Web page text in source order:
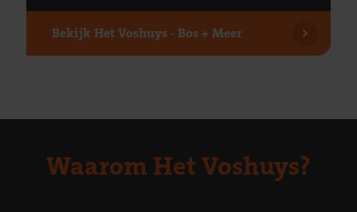
BekijkHet Voshuys - Bos + Meer
Waarom Het Voshuys?